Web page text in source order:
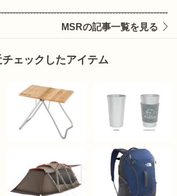
MSRの記事一覧を見る
ェックしたアイテム